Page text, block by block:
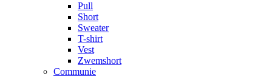
Pull
Short
Sweater
T-shirt
Vest
Zwemshort
Communie